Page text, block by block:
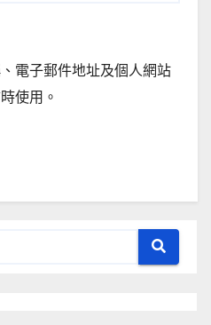
電子郵件地址及個人網站
使用。